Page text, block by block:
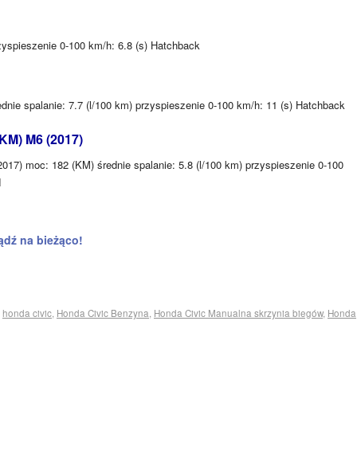
0-100 km/h: 6.8 (s) Hatchback
spalanie: 7.7 (l/100 km) przyspieszenie 0-100 km/h: 11 (s) Hatchback
M6 (2017)
moc: 182 (KM) średnie spalanie: 5.8 (l/100 km) przyspieszenie 0-100
na bieżąco!
honda civic Honda Civic Benzyna Honda Civic Manualna skrzynia biegów, Honda